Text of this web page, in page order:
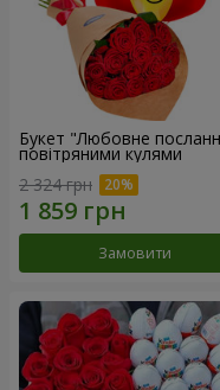
Букет "Любовне
повітряними кулями
2 324 грн
Замовити